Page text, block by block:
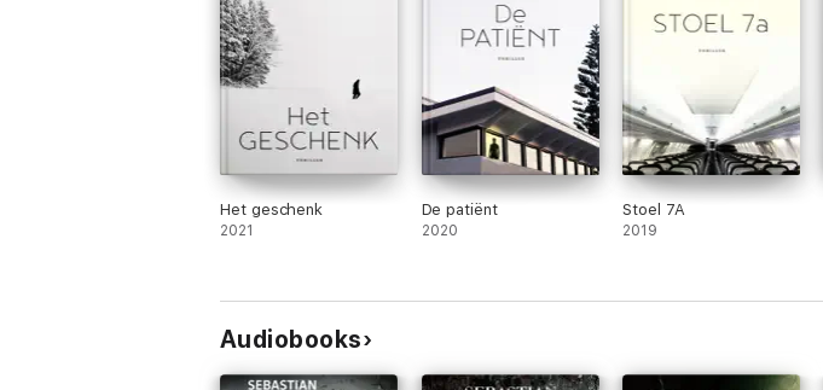
Het geschenk
2021
De patiënt
2020
Stoel 7A
2019
Audiobooks